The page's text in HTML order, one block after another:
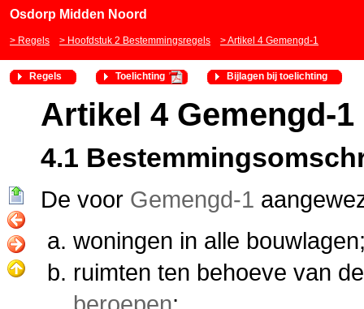
Osdorp Midden Noord
Regels Hoofdstuk 2 Bestemmingsregels Artikel 4 Gemengd-1
Regels Toelichting Bijlagen bij toelichting
Artikel 4 Gemengd-1
4.1
De voor Gemengd-1
woningen in alle
ruimten ten behoeve van